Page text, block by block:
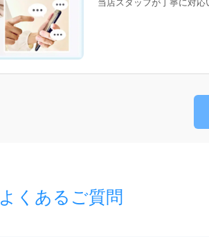
当店スタッフが丁寧に対応
よくあるご質問